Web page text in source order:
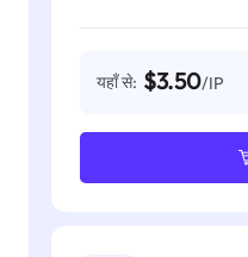
यहाँ से: $3.50/IP